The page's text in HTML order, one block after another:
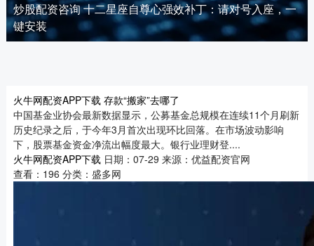
炒股配资咨询 十二星座自尊心强效补丁：请对号入座，一
键安装
火牛网配资APP下载 存款“搬家”去哪了
中国基金业协会最新数据显示，公募基金总规模在连续11个月刷新
历史纪录之后，于今年3月首次出现环比回落。在市场波动影响
下，股票基金资金净流出幅度最大。银行业理财登....
火牛网配资APP下载 日期：07-29 来源：优益配资官网
查看： 196 分类： 盛多网